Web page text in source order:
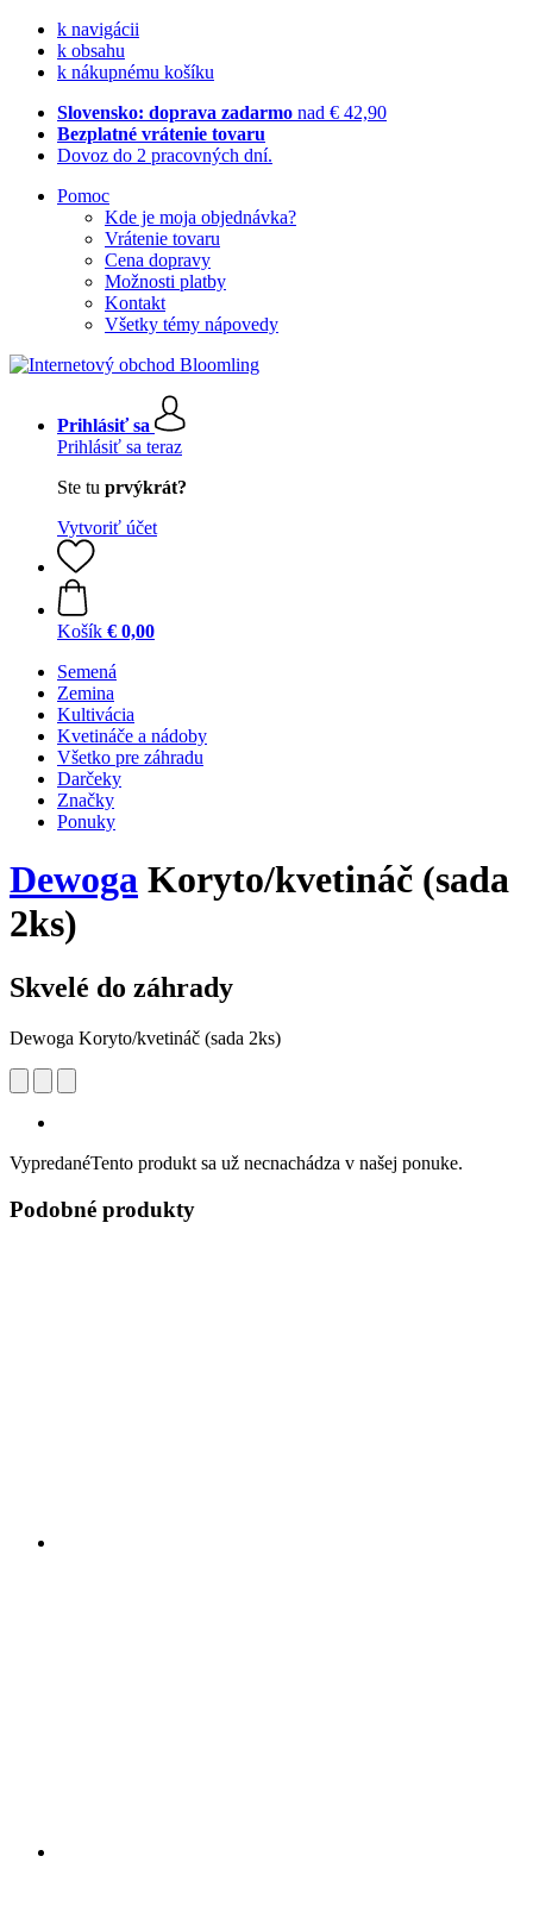
k navigácii
k obsahu
k nákupnému košíku
Slovensko: doprava zadarmo nad € 42,90
Bezplatné vrátenie tovaru
Dovoz do 2 pracovných dní.
Pomoc
Kde je moja objednávka?
Vrátenie tovaru
Cena dopravy
Možnosti platby
Kontakt
Všetky témy nápovedy
Prihlásiť sa
Prihlásiť sa teraz
Ste tu prvýkrát?
Vytvoriť účet
Košík € 0,00
Semená
Zemina
Kultivácia
Kvetináče a nádoby
Všetko pre záhradu
Darčeky
Značky
Ponuky
Dewoga Koryto/kvetináč (sada
2ks)
Skvelé do záhrady
Dewoga Koryto/kvetináč (sada 2ks)
VypredanéTento produkt sa už necnachádza v našej ponuke.
Podobné produkty